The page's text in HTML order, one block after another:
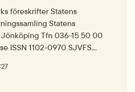
föreskrifter Statens
Statens
Tfn 036-15 50 00
ISSN 1102-0970 SJVFS…